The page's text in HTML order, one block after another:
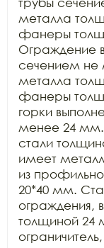
металла
фанеры
Ограждение
сечением не
металла
фанеры
горки
менее 24
стали
имеет
из
20*40 мм.
ограждения,
толщиной 24